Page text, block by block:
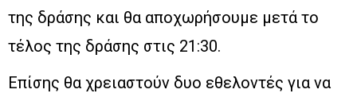
της δράσης και θα αποχωρήσουμε μετά το
τέλος της δράσης στις 21:30.
Επίσης θα χρειαστούν δυο εθελοντές για να